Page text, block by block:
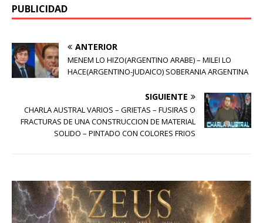
PUBLICIDAD
ANTERIOR
MENEM LO HIZO(ARGENTINO ARABE) – MILEI LO
HACE(ARGENTINO-JUDAICO) SOBERANIA ARGENTINA
SIGUIENTE
CHARLA AUSTRAL VARIOS – GRIETAS – FUSIRAS O
FRACTURAS DE UNA CONSTRUCCION DE MATERIAL
SOLIDO – PINTADO CON COLORES FRIOS